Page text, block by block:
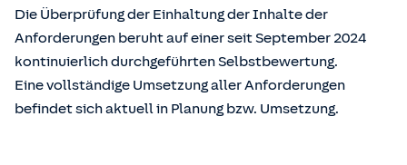
Die Überprüfung der Einhaltung der Inhalte der
Anforderungen beruht auf einer seit September 2024
kontinuierlich durchgeführten Selbstbewertung.
Eine vollständige Umsetzung aller Anforderungen
befindet sich aktuell in Planung bzw. Umsetzung.